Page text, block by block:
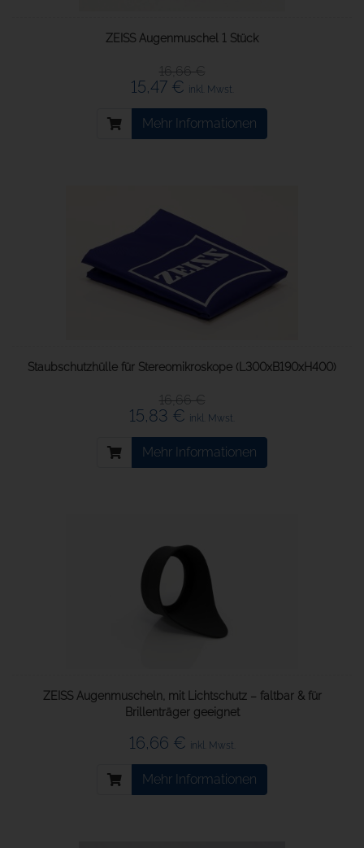
ZEISS Augenmuschel 1 Stück
16,66 €
15,47 € inkl. Mwst.
Mehr Informationen
Staubschutzhülle für Stereomikroskope (L300xB190xH400)
16,66 €
15,83 € inkl. Mwst.
Mehr Informationen
ZEISS Augenmuscheln, mit Lichtschutz – faltbar & für
Brillenträger geeignet
16,66 € inkl. Mwst.
Mehr Informationen